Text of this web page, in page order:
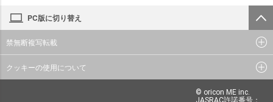
PC版に切り替え
禁無断複写転載
クッキーの使用について
© oricon ME inc.
JASRAC許諾番号：